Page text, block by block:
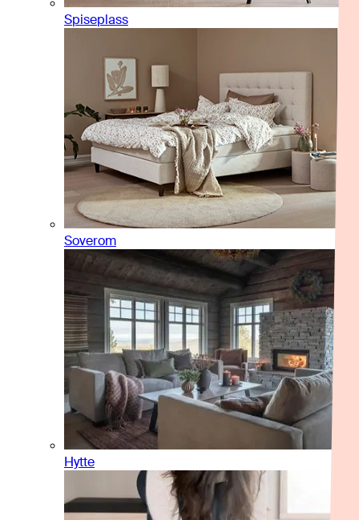
Spiseplass
Soverom
Hytte